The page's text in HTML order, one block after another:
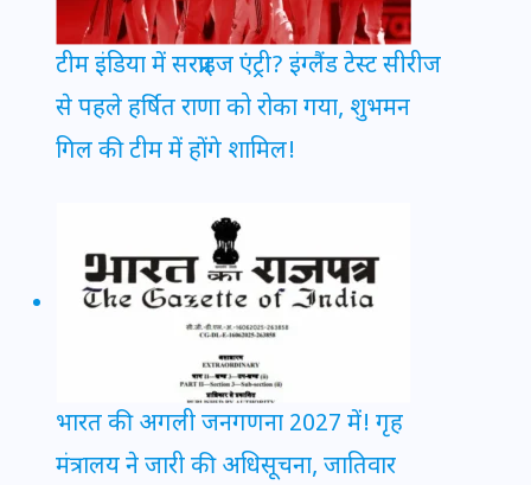
टीम इंडिया में सरप्राइज एंट्री? इंग्लैंड टेस्ट सीरीज
से पहले हर्षित राणा को रोका गया, शुभमन
गिल की टीम में होंगे शामिल!
भारत की अगली जनगणना 2027 में! गृह
मंत्रालय ने जारी की अधिसूचना, जातिवार